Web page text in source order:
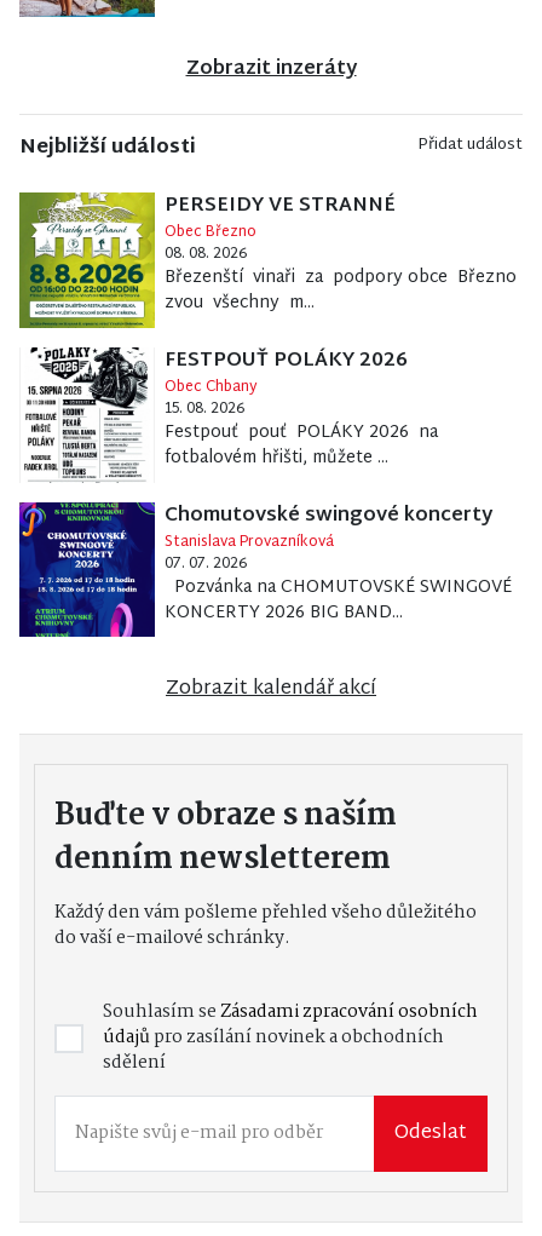
Zobrazit inzeráty
Nejbližší události Přidat událost
PERSEIDY VE STRANNÉ
Obec Březno
08. 08. 2026
Březenští vinaři za podpory obce Březno
zvou všechny m...
FESTPOUŤ POLÁKY 2026
Obec Chbany
15. 08. 2026
Festpouť pouť POLÁKY 2026 na
fotbalovém hřišti, můžete ...
Chomutovské swingové koncerty
Stanislava Provazníková
07. 07. 2026
Pozvánka na CHOMUTOVSKÉ SWINGOVÉ
KONCERTY 2026 BIG BAND...
Zobrazit kalendář akcí
Buďte v obraze s naším
denním newsletterem
Každý den vám pošleme přehled všeho důležitého
do vaší e-mailové schránky.
Souhlasím seZásadami zpracování osobních
údajůpro zasílání novinek a obchodních
sdělení
Odeslat